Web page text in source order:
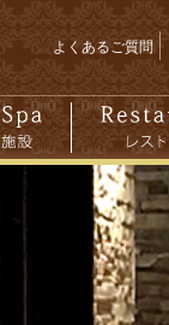
よくあるご質問